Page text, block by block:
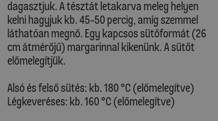
dagasztjuk. A tésztát letakarva meleg helyen
kelni hagyjuk kb. 45-50 percig, amíg szemmel
láthatóan megnő. Egy kapcsos sütőformát (26
cm átmérőjű) margarinnal kikenünk. A sütőt
előmelegítjük.
Alsó és felső sütés: kb. 180 °C (előmelegítve)
Légkeveréses: kb. 160 °C (előmelegítve)